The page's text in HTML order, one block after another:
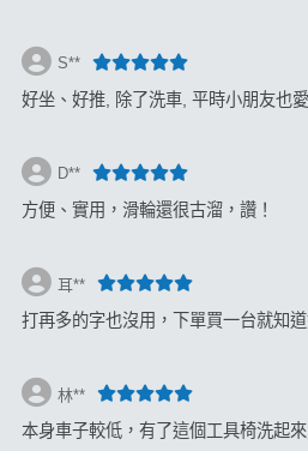
S**
好坐、好推, 除了洗車, 平時小朋友也
D**
方便、實用，滑輪還很古溜，讚！
耳**
打再多的字也沒用，下單買一台就知
林**
本身車子較低，有了這個工具椅洗起